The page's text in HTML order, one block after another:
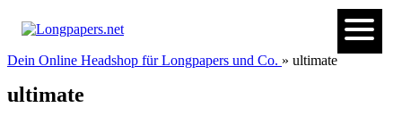
Dein Online Headshop für Longpapers und Co. » ultimate
ultimate